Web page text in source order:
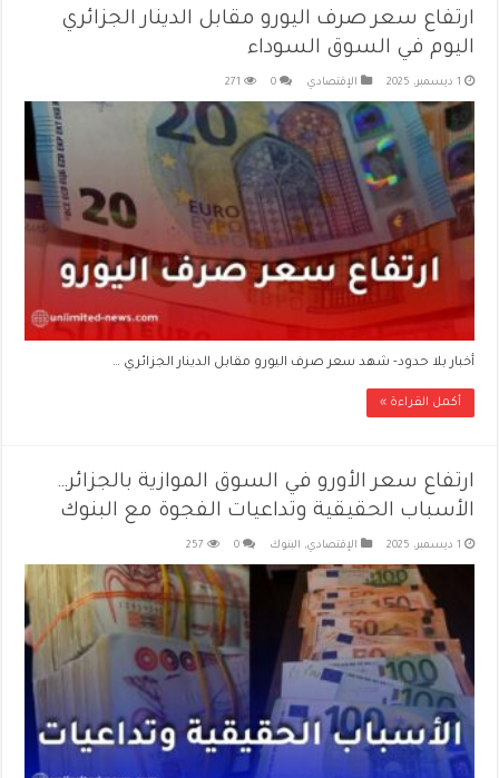
ارتفاع سعر صرف اليورو مقابل الدينار الجزائري
اليوم في السوق السوداء
1 ديسمبر، 2025 الإقتصادي 0
271
أخبار بلا حدود- شهد سعر صرف اليورو مقابل الدينار الجزائري …
أكمل القراءة »
ارتفاع سعر الأورو في السوق الموازية بالجزائر…
الأسباب الحقيقية وتداعيات الفجوة مع البنوك
1 ديسمبر، 2025 الإقتصادي, البنوك 0
257